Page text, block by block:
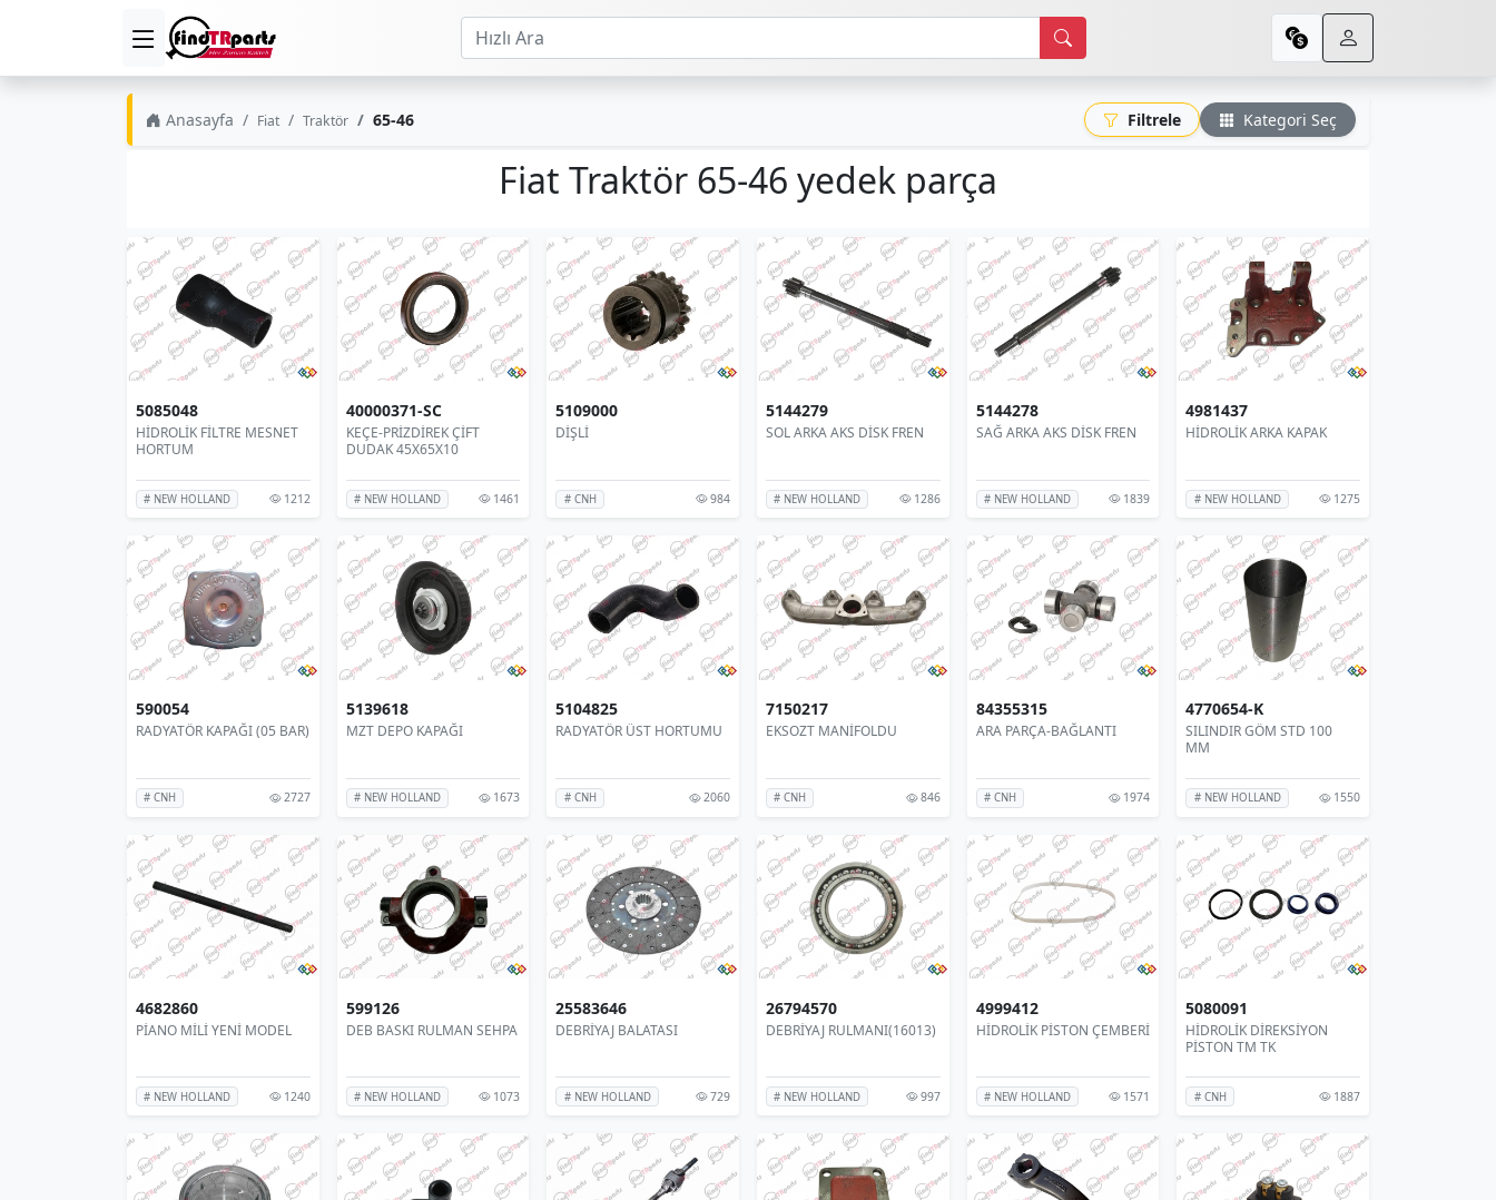
Anasayfa Fiat Traktör 65-46 Filtrele Kategori Seç
Fiat Traktör 65-46 yedek parça
5085048
HİDROLİK FİLTRE MESNET
HORTUM
# NEW HOLLAND 1212
40000371-SC
KEÇE-PRİZDİREK ÇİFT
DUDAK 45X65X10
# NEW HOLLAND 1461
5109000
DİŞLİ
# CNH 984
5144279
SOL ARKA AKS DİSK FREN
# NEW HOLLAND 1286
5144278
SAĞ ARKA AKS DİSK FREN
# NEW HOLLAND 1839
4981437
HİDROLİK ARKA KAPAK
# NEW HOLLAND 1275
590054
RADYATÖR KAPAĞI (05 BAR)
# CNH 2727
5139618
MZT DEPO KAPAĞI
# NEW HOLLAND 1673
5104825
RADYATÖR ÜST HORTUMU
# CNH 2060
7150217
EKSOZT MANİFOLDU
# CNH 846
84355315
ARA PARÇA-BAĞLANTI
# CNH 1974
4770654-K
SILINDIR GÖM STD 100
MM
# NEW HOLLAND 1550
4682860
PİANO MİLİ YENİ MODEL
# NEW HOLLAND 1240
599126
DEB BASKI RULMAN SEHPA
# NEW HOLLAND 1073
25583646
DEBRİYAJ BALATASI
# NEW HOLLAND 729
26794570
DEBRİYAJ RULMANI(16013)
# NEW HOLLAND 997
4999412
HİDROLİK PİSTON ÇEMBERİ
# NEW HOLLAND 1571
5080091
HİDROLİK DİREKSİYON
PİSTON TM TK
# CNH 1887